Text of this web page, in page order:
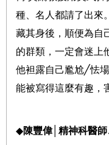
種、名人都請了出來
藏其身後，順便為自
的群類，一定會迷上
他袒露自己尷尬╱怯
能被寫得這麼有趣，
◆陳豐偉│ 精神科醫